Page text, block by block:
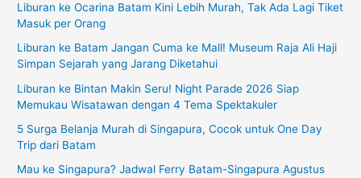
u
t
Liburan ke Ocarina Batam Kini Lebih Murah, Tak Ada Lagi Tiket
Masuk per Orang
Liburan ke Batam Jangan Cuma ke Mall! Museum Raja Ali Haji
Simpan Sejarah yang Jarang Diketahui
Liburan ke Bintan Makin Seru! Night Parade 2026 Siap
Memukau Wisatawan dengan 4 Tema Spektakuler
5 Surga Belanja Murah di Singapura, Cocok untuk One Day
Trip dari Batam
Mau ke Singapura? Jadwal Ferry Batam-Singapura Agustus